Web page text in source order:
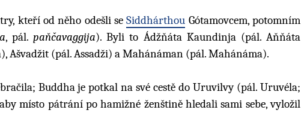
kteří od něho odešli seSiddhárthou Gótamovcem, potomním
, pál.paňčavaggija). Byli to Ádžňáta Kaundinja (pál. Aňňáta
Ašvadžit (pál. Assadži) a Mahánáman (pál. Mahánáma).
Buddha je potkal na své cestě do Uruvilvy (pál. Uruvéla;
místo pátrání po hamižné ženštině hledali sami sebe, vyložil